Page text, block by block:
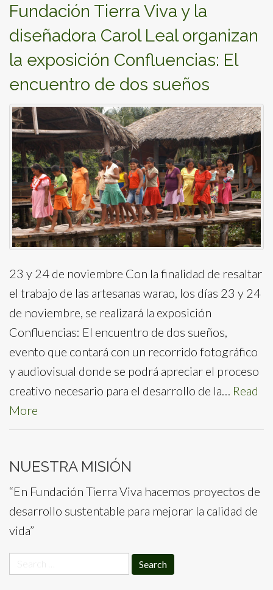
Fundación Tierra Viva y la
diseñadora Carol Leal organizan
la exposición Confluencias: El
encuentro de dos sueños
23 y 24 de noviembre Con la finalidad de resaltar
el trabajo de las artesanas warao, los días 23 y 24
de noviembre, se realizará la exposición
Confluencias: El encuentro de dos sueños,
evento que contará con un recorrido fotográfico
y audiovisual donde se podrá apreciar el proceso
creativo necesario para el desarrollo de la… Read
More
NUESTRA MISIÓN
“En Fundación Tierra Viva hacemos proyectos de
desarrollo sustentable para mejorar la calidad de
vida”
for: